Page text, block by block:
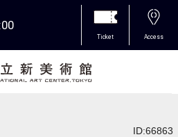
Ticket Access
ID:66863